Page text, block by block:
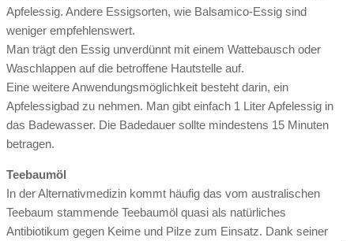
Apfelessig. Andere Essigsorten, wie Balsamico-Essig sind
weniger empfehlenswert.
Man trägt den Essig unverdünnt mit einem Wattebausch oder
Waschlappen auf die betroffene Hautstelle auf.
Eine weitere Anwendungsmöglichkeit besteht darin, ein
Apfelessigbad zu nehmen. Man gibt einfach 1 Liter Apfelessig in
das Badewasser. Die Badedauer sollte mindestens 15 Minuten
betragen.
Teebaumöl
In der Alternativmedizin kommt häufig das vom australischen
Teebaum stammende Teebaumöl quasi als natürliches
Antibiotikum gegen Keime und Pilze zum Einsatz. Dank seiner